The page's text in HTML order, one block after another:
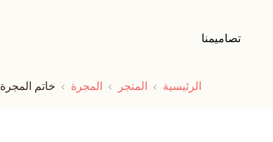
تصاميمنا
الرئيسية المتجر المجرة خاتم المجرة